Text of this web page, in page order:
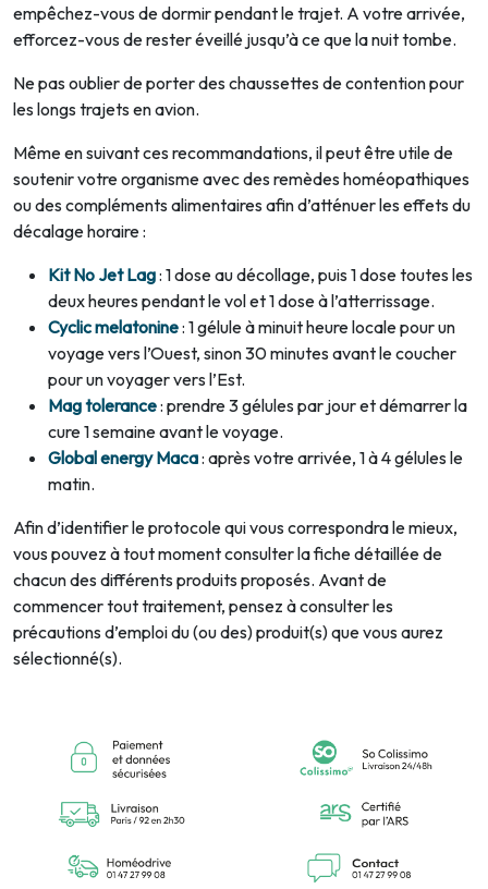
empêchez-vous de dormir pendant le trajet. A votre arrivée,
efforcez-vous de rester éveillé jusqu’à ce que la nuit tombe.
Ne pas oublier de porter des chaussettes de contention pour
les longs trajets en avion.
Même en suivant ces recommandations, il peut être utile de
soutenir votre organisme avec des remèdes homéopathiques
ou des compléments alimentaires afin d’atténuer les effets du
décalage horaire :
Kit No Jet Lag: 1 dose au décollage, puis 1 dose toutes les
deux heures pendant le vol et 1 dose à l’atterrissage.
Cyclic melatonine: 1 gélule à minuit heure locale pour un
voyage vers l’Ouest, sinon 30 minutes avant le coucher
pour un voyager vers l’Est.
Mag tolerance: prendre 3 gélules par jour et démarrer la
cure 1 semaine avant le voyage.
Global energy Maca: après votre arrivée, 1 à 4 gélules le
matin.
Afin d’identifier le protocole qui vous correspondra le mieux,
vous pouvez à tout moment consulter la fiche détaillée de
chacun des différents produits proposés. Avant de
commencer tout traitement, pensez à consulter les
précautions d’emploi du (ou des) produit(s) que vous aurez
sélectionné(s).